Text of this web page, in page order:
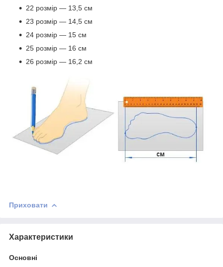
22 розмір — 13,5 см
23 розмір — 14,5 см
24 розмір — 15 см
25 розмір — 16 см
26 розмір — 16,2 см
Приховати
Характеристики
Основні